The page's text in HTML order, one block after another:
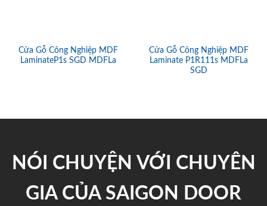
Cửa Gỗ Công Nghiệp MDF
LaminateP1s SGD MDFLa
Cửa Gỗ Công Nghiệp MDF
Laminate P1R111s MDFLa
SGD
NÓI CHUYỆN VỚI CHUYÊN
GIA CỦA SAIGON DOOR